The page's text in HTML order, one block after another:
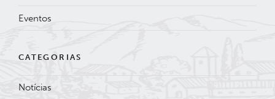
Eventos
CATEGORIAS
Notícias